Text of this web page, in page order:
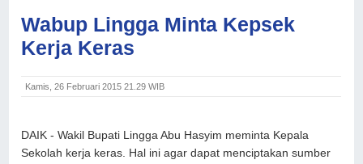
Wabup Lingga Minta Kepsek
Kerja Keras
Kamis, 26 Februari 2015 21.29 WIB
DAIK - Wakil Bupati Lingga Abu Hasyim meminta Kepala
Sekolah kerja keras. Hal ini agar dapat menciptakan sumber